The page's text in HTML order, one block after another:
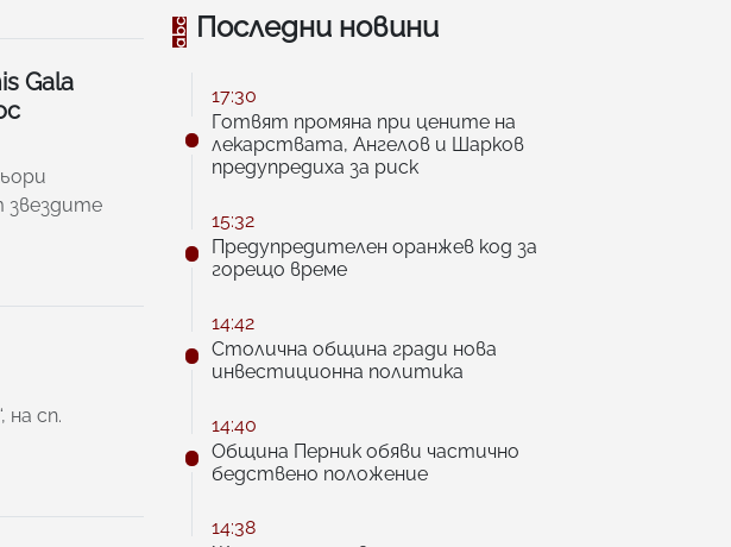
Gala
звездите
на сп.
Последни новини
17:30
Готвят промяна при цените на
лекарствата, Ангелов и Шарков
предупредиха за риск
15:32
Предупредителен оранжев код за
горещо време
14:42
Столична община гради нова
инвестиционна политика
14:40
Община Перник обяви частично
бедствено положение
14:38